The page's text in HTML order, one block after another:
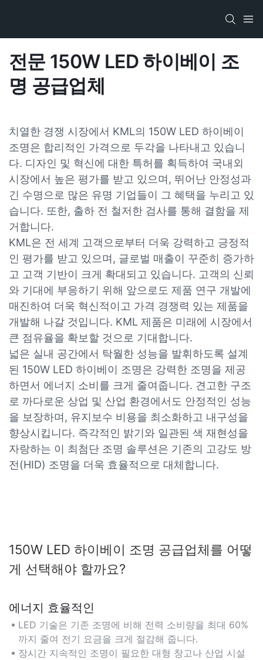
전문 150W LED 하이베이 조
명 공급업체
치열한 경쟁 시장에서 KML의 150W LED 하이베이
조명은 합리적인 가격으로 두각을 나타내고 있습니
다. 디자인 및 혁신에 대한 특허를 획득하여 국내외
시장에서 높은 평가를 받고 있으며, 뛰어난 안정성과
긴 수명으로 많은 유명 기업들이 그 혜택을 누리고 있
습니다. 또한, 출하 전 철저한 검사를 통해 결함을 제
거합니다.
KML은 전 세계 고객으로부터 더욱 강력하고 긍정적
인 평가를 받고 있으며, 글로벌 매출이 꾸준히 증가하
고 고객 기반이 크게 확대되고 있습니다. 고객의 신뢰
와 기대에 부응하기 위해 앞으로도 제품 연구 개발에
매진하여 더욱 혁신적이고 가격 경쟁력 있는 제품을
개발해 나갈 것입니다. KML 제품은 미래에 시장에서
큰 점유율을 확보할 것으로 기대합니다.
넓은 실내 공간에서 탁월한 성능을 발휘하도록 설계
된 150W LED 하이베이 조명은 강력한 조명을 제공
하면서 에너지 소비를 크게 줄여줍니다. 견고한 구조
로 까다로운 상업 및 산업 환경에서도 안정적인 성능
을 보장하며, 유지보수 비용을 최소화하고 내구성을
향상시킵니다. 즉각적인 밝기와 일관된 색 재현성을
자랑하는 이 최첨단 조명 솔루션은 기존의 고강도 방
전(HID) 조명을 더욱 효율적으로 대체합니다.
150W LED 하이베이 조명 공급업체를 어떻
게 선택해야 할까요?
에너지 효율적인
LED 기술은 기존 조명에 비해 전력 소비량을 최대 60%
까지 줄여 전기 요금을 크게 절감해 줍니다.
장시간 지속적인 조명이 필요한 대형 창고나 산업 시설